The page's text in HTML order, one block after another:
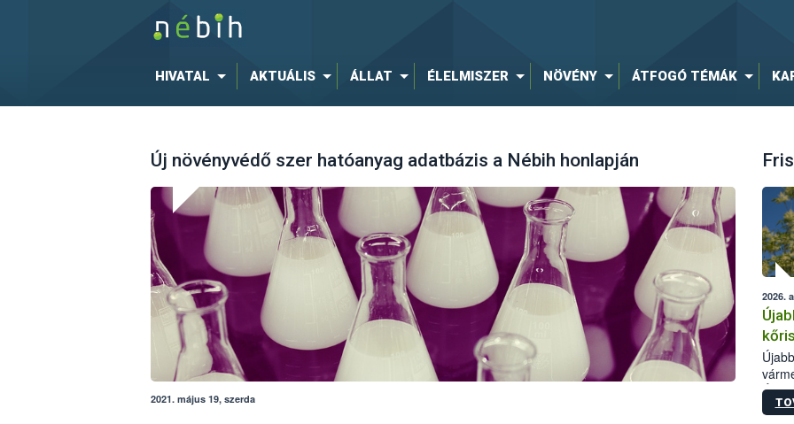
HIVATAL AKTUÁLIS ÁLLAT ÉLELMISZER NÖVÉNY ÁTFOGÓ TÉMÁK
Új növényvédő szer hatóanyag adatbázis a Nébih honlapján
2021. május 19, szerda
2026.